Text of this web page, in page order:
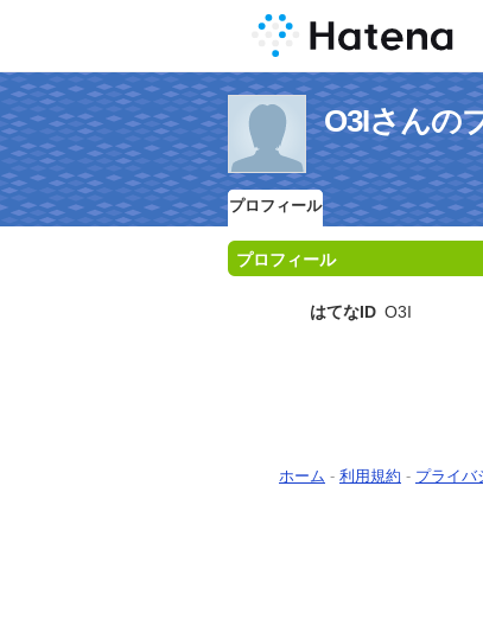
O3Iさんの
プロフィール
プロフィール
はてなID O3I
ホーム - 利用規約 - プライバ